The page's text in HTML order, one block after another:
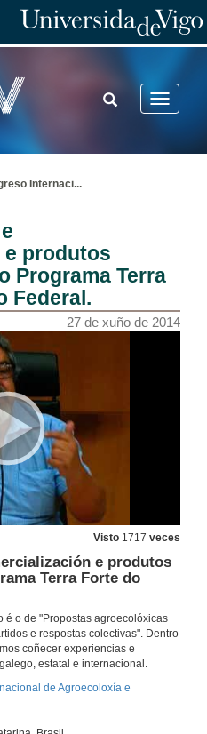
Toggle
TOGGLE
SEARCH
Internaci...
produtos
Programa Terra
Federal.
27 de xuño de 2014
Visto 1717 veces
e produtos
Terra Forte do
é o de "Propostas agroecolóxicas
e respostas colectivas". Dentro
coñecer experiencias e
estatal e internacional.
de Agroecoloxía e